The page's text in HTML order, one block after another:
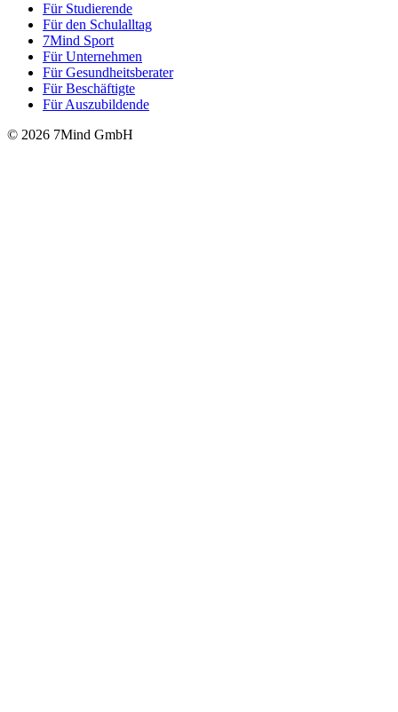
Für Stu­die­rende
Für den Schulalltag
7Mind Sport
Für Unter­neh­men
Für Gesund­heits­be­ra­ter
Für Beschäftigte
Für Auszubildende
© 2026 7Mind GmbH